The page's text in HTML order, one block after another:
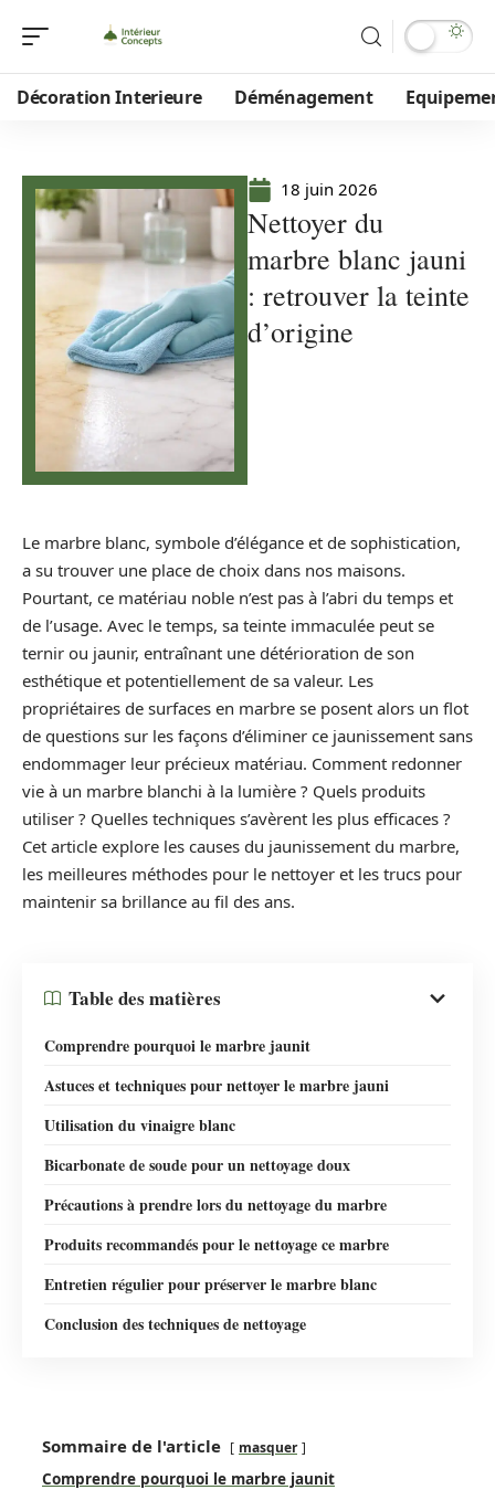
Décoration Interieure Déménagement
18 juin 2026
Nettoyer du
marbre blanc jauni
: retrouver la teinte
d’origine
Le marbre blanc, symbole d’élégance et de sophistication,
a su trouver une place de choix dans nos maisons.
Pourtant, ce matériau noble n’est pas à l’abri du temps et
de l’usage. Avec le temps, sa teinte immaculée peut se
ternir ou jaunir, entraînant une détérioration de son
esthétique et potentiellement de sa valeur. Les
propriétaires de surfaces en marbre se posent alors un flot
de questions sur les façons d’éliminer ce jaunissement sans
endommager leur précieux matériau. Comment redonner
vie à un marbre blanchi à la lumière ? Quels produits
utiliser ? Quelles techniques s’avèrent les plus efficaces ?
Cet article explore les causes du jaunissement du marbre,
les meilleures méthodes pour le nettoyer et les trucs pour
maintenir sa brillance au fil des ans.
Table des matières
Comprendre pourquoi le marbre jaunit
Astuces et techniques pour nettoyer le marbre jauni
Utilisation du vinaigre blanc
Bicarbonate de soude pour un nettoyage doux
Précautions à prendre lors du nettoyage du marbre
Produits recommandés pour le nettoyage ce marbre
Entretien régulier pour préserver le marbre blanc
Conclusion des techniques de nettoyage
Sommaire de l'article masquer
Comprendre pourquoi le marbre jaunit